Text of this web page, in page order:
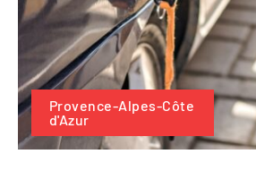
Provence-Alpes-Côte
d'Azur